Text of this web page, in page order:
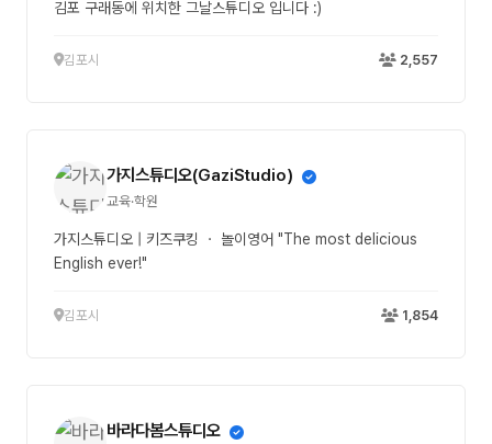
김포 구래동에 위치한 그날스튜디오 입니다 :)
김포시 2,557
가지스튜디오(GaziStudio)
교육·학원
가지스튜디오 | 키즈쿠킹 ㆍ 놀이영어 "The most delicious
English ever!"
김포시 1,854
바라다봄스튜디오